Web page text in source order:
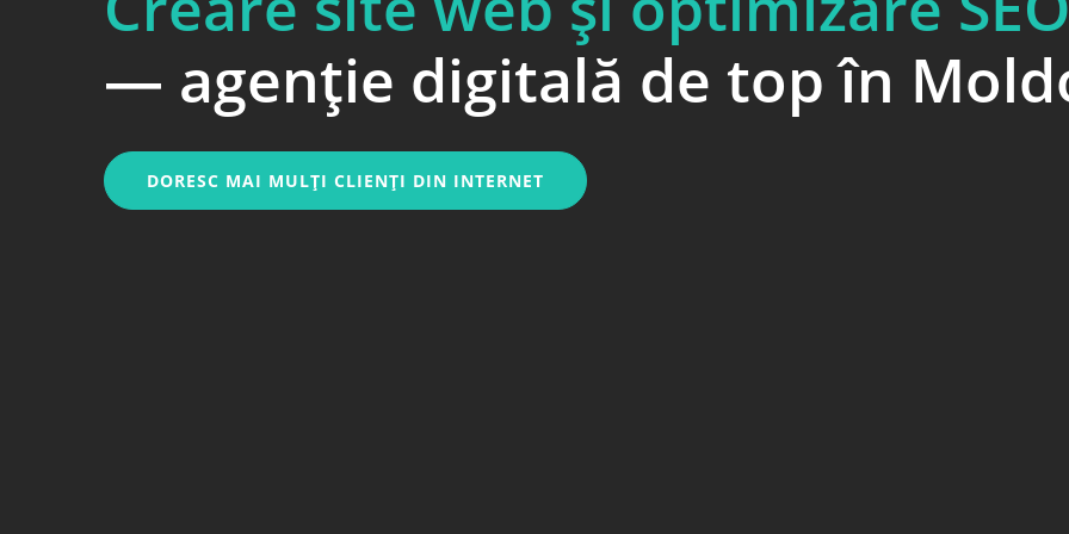
— agenție digitală de top în
DORESC MAI MULȚI CLIENȚI DIN INTERNET